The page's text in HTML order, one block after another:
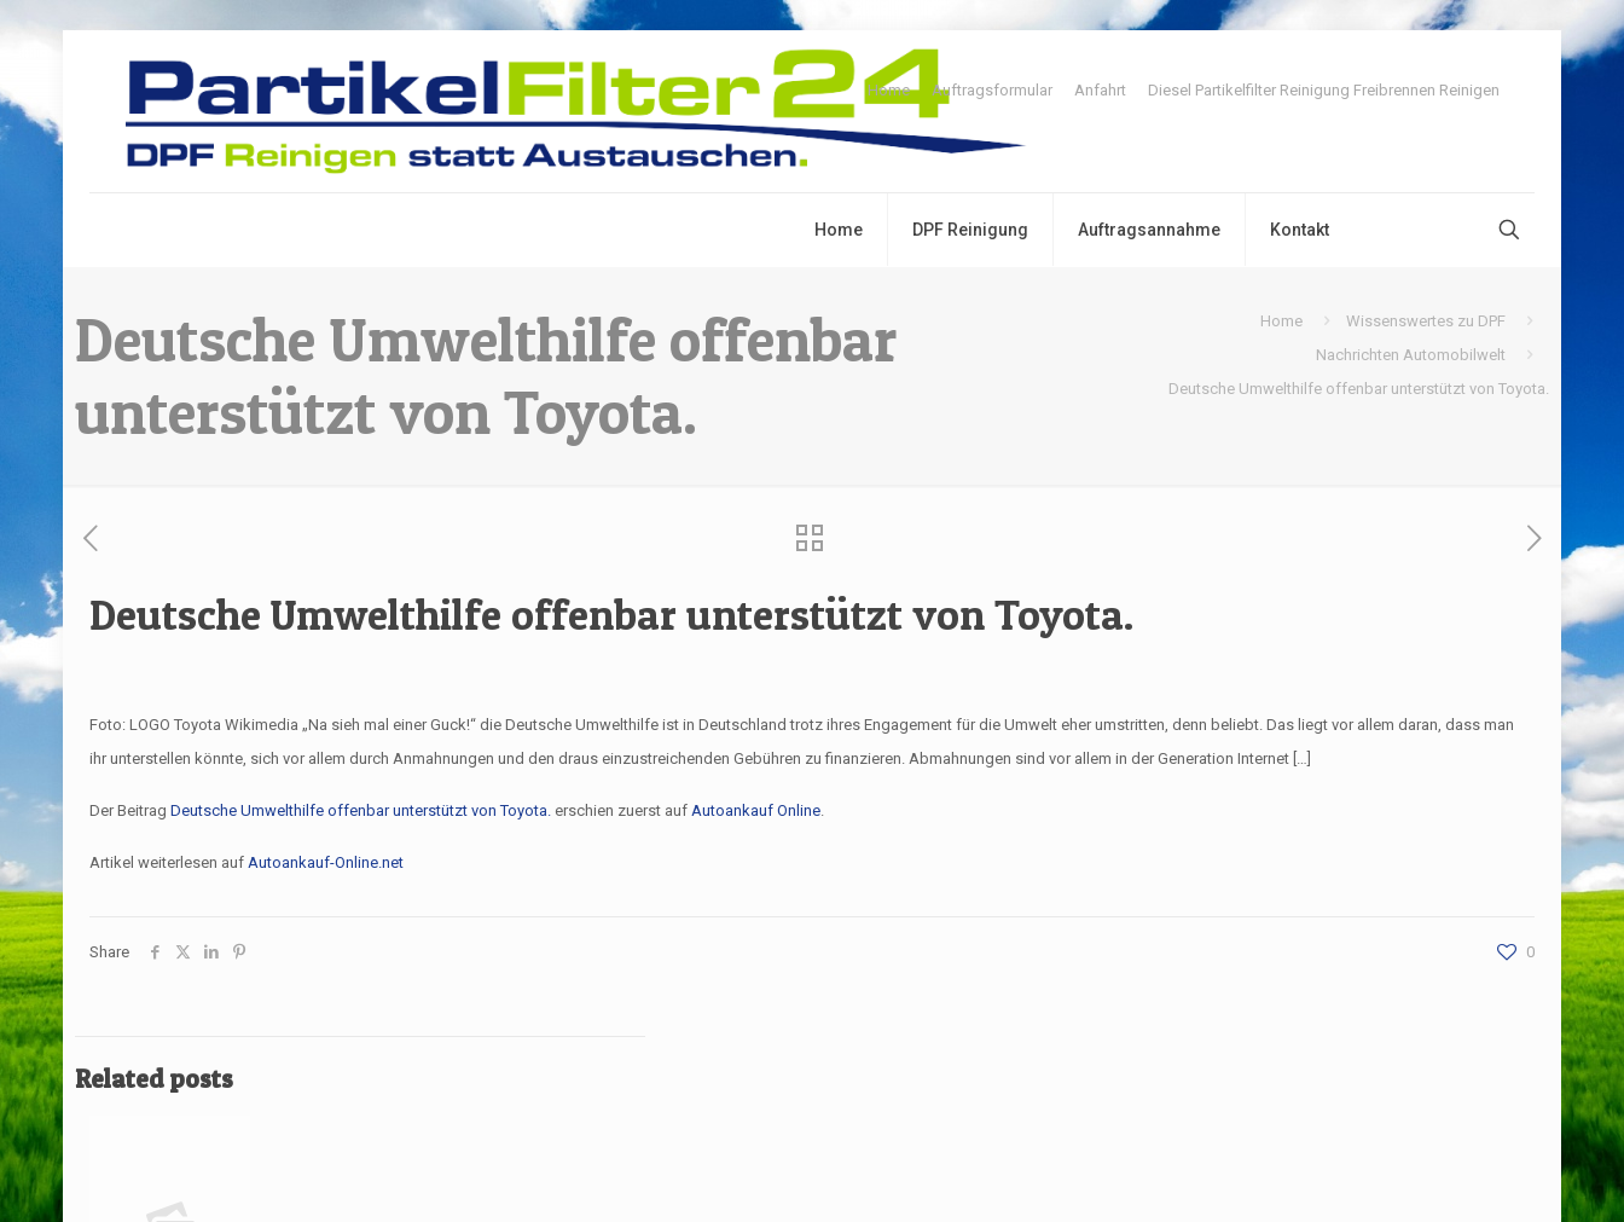
Home DPF Reinigung Auftragsannahme Kontakt
Home Auftragsformular Anfahrt Diesel Partikelfilter Reinigung Freibrennen Reinigen
Deutsche Umwelthilfe offenbar
unterstützt von Toyota.
Home
Wissenswertes zu DPF
Nachrichten Automobilwelt
Deutsche Umwelthilfe offenbar unterstützt von Toyota.
Deutsche Umwelthilfe offenbar unterstützt von Toyota.
Foto: LOGO Toyota Wikimedia „Na sieh mal einer Guck!“ die Deutsche Umwelthilfe ist in Deutschland trotz ihres Engagement für die Umwelt eher umstritten, denn beliebt. Das liegt vor allem daran, dass man
ihr unterstellen könnte, sich vor allem durch Anmahnungen und den draus einzustreichenden Gebühren zu finanzieren. Abmahnungen sind vor allem in der Generation Internet […]
Der BeitragDeutsche Umwelthilfe offenbar unterstützt von Toyota. erschien zuerst aufAutoankauf Online.
Artikel weiterlesen aufAutoankauf-Online.net
Share 0
Related posts